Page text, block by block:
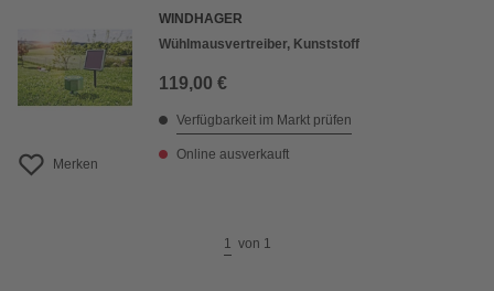
Merken
WINDHAGER
Wühlmausvertreiber, Kunststoff
119,00 €
Verfügbarkeit im Markt prüfen
Online ausverkauft
1 von 1